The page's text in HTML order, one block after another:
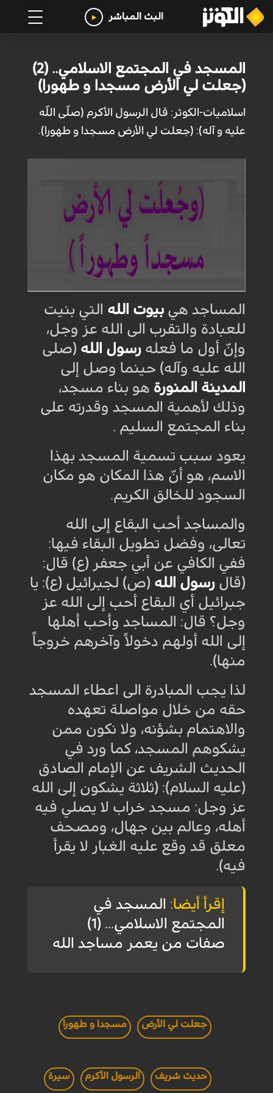
البث المباشر
المسجد في المجتمع الاسلامي.. (2)
(جعلت لي الأرض مسجدا و طهورا)
اسلاميات-الكوثر: قال الرسول الأكرم (صلّى اللّه
عليه و آله): (جعلت لي الأرض مسجدا و طهورا).
المساجد هي بيوت الله التي بنيت
للعبادة والتقرب الى الله عز وجل،
وإنّ أول ما فعله رسول الله (صلى
الله عليه وآله) حينما وصل إلى
المدينة المنورة هو بناء مسجد،
وذلك لأهمية المسجد وقدرته على
بناء المجتمع السليم .
يعود سبب تسمية المسجد بهذا
الاسم، هو أنّ هذا المكان هو مكان
السجود للخالق الكريم.
والمساجد أحب البقاع إلى الله
تعالى، وفضل تطويل البقاء فيها:
ففي الكافي عن أبي جعفر (ع) قال:
(قال رسول الله (ص) لجبرائيل (ع): يا
جبرائيل أي البقاع أحب إلى الله عز
وجل؟ قال: المساجد وأحب أهلها
إلى الله أولهم دخولاً وآخرهم خروجاً
منها).
لذا يجب المبادرة الى اعطاء المسجد
حقه من خلال مواصلة تعهده
والاهتمام بشؤنه، ولا نكون ممن
يشكوهم المسجد، كما ورد في
الحديث الشريف عن الإمام الصادق
(عليه السلام): (ثلاثة يشكون إلى الله
عز وجل: مسجد خراب لا يصلي فيه
أهله، وعالم بين جهال، ومصحف
معلق قد وقع عليه الغبار لا يقرأ
فيه).
إقرأ أيضا: المسجد في
المجتمع الاسلامي... (1)
صفات من يعمر مساجد الله
جعلت لي الأرض مسجدا و طهورا
حديث شريف الرسول الأكرم سيرة